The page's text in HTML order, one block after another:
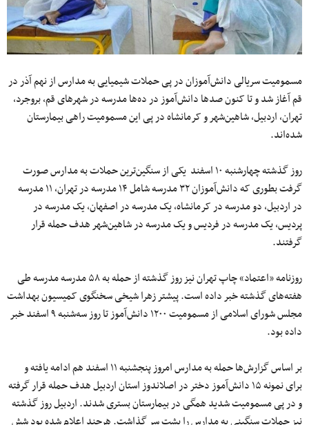
مسمومیت سریالی دانش‌آموزان در پی حملات شیمیایی به مدارس از نهم آذر در
قم آغاز شد و تا کنون صدها دانش‌آموز در ده‌ها مدرسه در شهرهای قم، بروجرد،
تهران، اردبیل، شاهین‌شهر و کرمانشاه در پی این مسمومیت راهی بیمارستان
شده‌اند.
روز گذشته چهارشنبه ۱۰ اسفند یکی از سنگین‌ترین حملات به مدارس صورت
گرفت بطوری که دانش‌آموزان ۳۲ مدرسه شامل ۱۴ مدرسه در تهران، ۱۱ مدرسه
در اردبیل، دو مدرسه در کرمانشاه، یک مدرسه در اصفهان، یک مدرسه در
پردیس، یک مدرسه در فردیس و یک مدرسه در شاهین‌شهر هدف حمله قرار
گرفتند.
روزنامه «اعتماد» چاپ تهران نیز روز گذشته از حمله به ۵۸ مدرسه مدرسه طی
هفته‌های گذشته خبر داده است. پیشتر زهرا شیخی سخنگوی کمیسیون بهداشت
مجلس شورای اسلامی از مسمومیت ۱۲۰۰ دانش‌آموز تا روز سه‌شنبه ۹ اسفند خبر
داده بود.
بر اساس گزارش‌ها حمله به مدارس امروز پنجشنبه ۱۱ اسفند هم ادامه یافته و
برای نمونه ۱۵ دانش‌آموز دختر در اصلاندوز استان اردبیل هدف حمله قرار گرفته
و در پی مسمومیت شدید همگی در بیمارستان بستری شدند. اردبیل روز گذشته